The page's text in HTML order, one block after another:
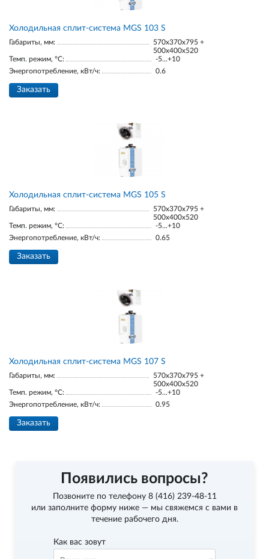
Холодильная сплит-система MGS 103 S
Габариты, мм:
570x370x795 +
500x400x520
Темп. режим, °С:
-5...+10
Энергопотребление, кВт/ч:
0.6
Заказать
Холодильная сплит-система MGS 105 S
Габариты, мм:
570x370x795 +
500x400x520
Темп. режим, °С:
-5...+10
Энергопотребление, кВт/ч:
0.65
Заказать
Холодильная сплит-система MGS 107 S
Габариты, мм:
570x370x795 +
500x400x520
Темп. режим, °С:
-5...+10
Энергопотребление, кВт/ч:
0.95
Заказать
Появились вопросы?
Позвоните по телефону 8 (416) 239-48-11
или заполните форму ниже — мы свяжемся с вами в
течение рабочего дня.
Как вас зовут